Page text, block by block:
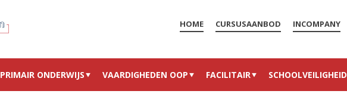
HOME CURSUSAANBOD INCOMPANY
PRIMAIR ONDERWIJS VAARDIGHEDEN OOP FACILITAIR SCHOOLVEILIGHEID